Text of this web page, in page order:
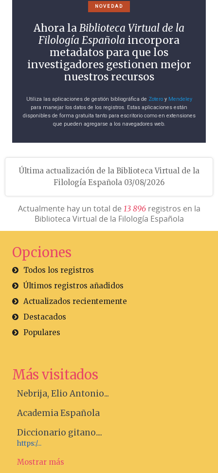
NOVEDAD
Ahora laBiblioteca Virtual de la
Filología Española incorpora
metadatos para que los
investigadores gestionen mejor
nuestros recursos
Utiliza las aplicaciones de gestión bibliográfica de Zoteroy Mendeley
para manejar los datos de los registros. Estas aplicaciones están
disponibles de forma gratuita tanto para escritorio como en extensiones
que pueden agregarse a los navegadores web.
Última actualización de la Biblioteca Virtual de la
Filología Española 03/08/2026
Actualmente hay un total de 13 896registros en la
Biblioteca Virtual de la Filología Española
Opciones
Todos los registros
Últimos registros añadidos
Actualizados recientemente
Destacados
Populares
Más visitados
Nebrija, Elio Antonio...
Academia Española
Diccionario gitano....
https:/...
Mostrar más